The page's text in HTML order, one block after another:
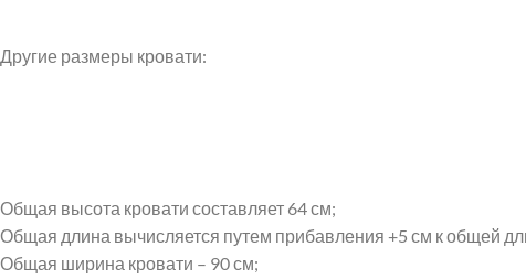
Другие размеры кровати:
Общая высота кровати составляет 64 см;
Общая длина вычисляется путем прибавления +5 см к общей
Общая ширина кровати – 90 см;